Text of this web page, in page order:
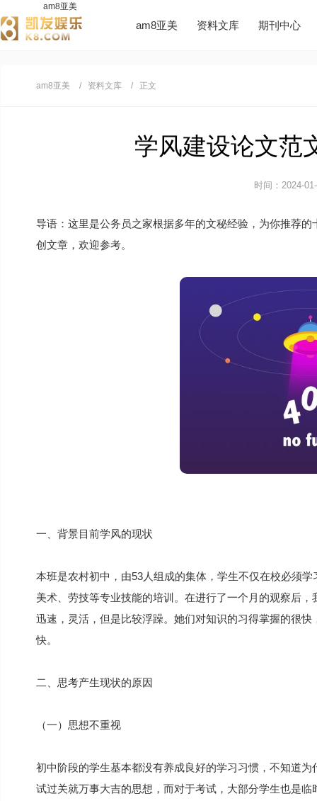
am8亚美
am8亚美 资料文库 期刊中心
am8亚美 资料文库 正文
学风建设论文范
时间：2024-
导语：这里是公务员之家根据多年的文秘经验，为你推荐
创文章，欢迎参考。
一、背景目前学风的现状
本班是农村初中，由53人组成的集体，学生不仅在校必须
美术、劳技等专业技能的培训。在进行了一个月的观察后
迅速，灵活，但是比较浮躁。她们对知识的习得掌握的很
快。
二、思考产生现状的原因
（一）思想不重视
初中阶段的学生基本都没有养成良好的学习习惯，不知道
试过关就万事大吉的思想，而对于考试，大部分学生也是